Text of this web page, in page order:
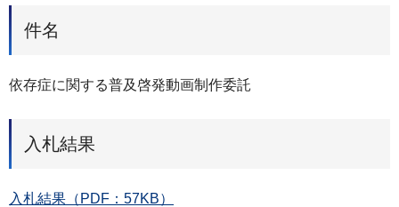
件名
依存症に関する普及啓発動画制作委託
入札結果
入札結果（PDF：57KB）